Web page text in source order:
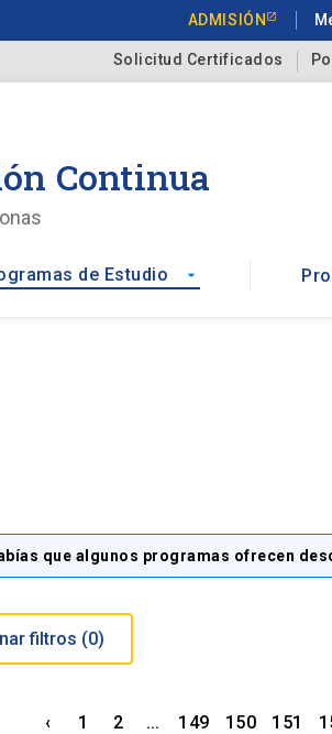
ADMISIÓN
Solicitud Certificados
Continua
de Estudio arrow_drop_down
que algunos programas ofrecen
Eliminar filtros (0)
‹ 1 2 ... 149 150 151